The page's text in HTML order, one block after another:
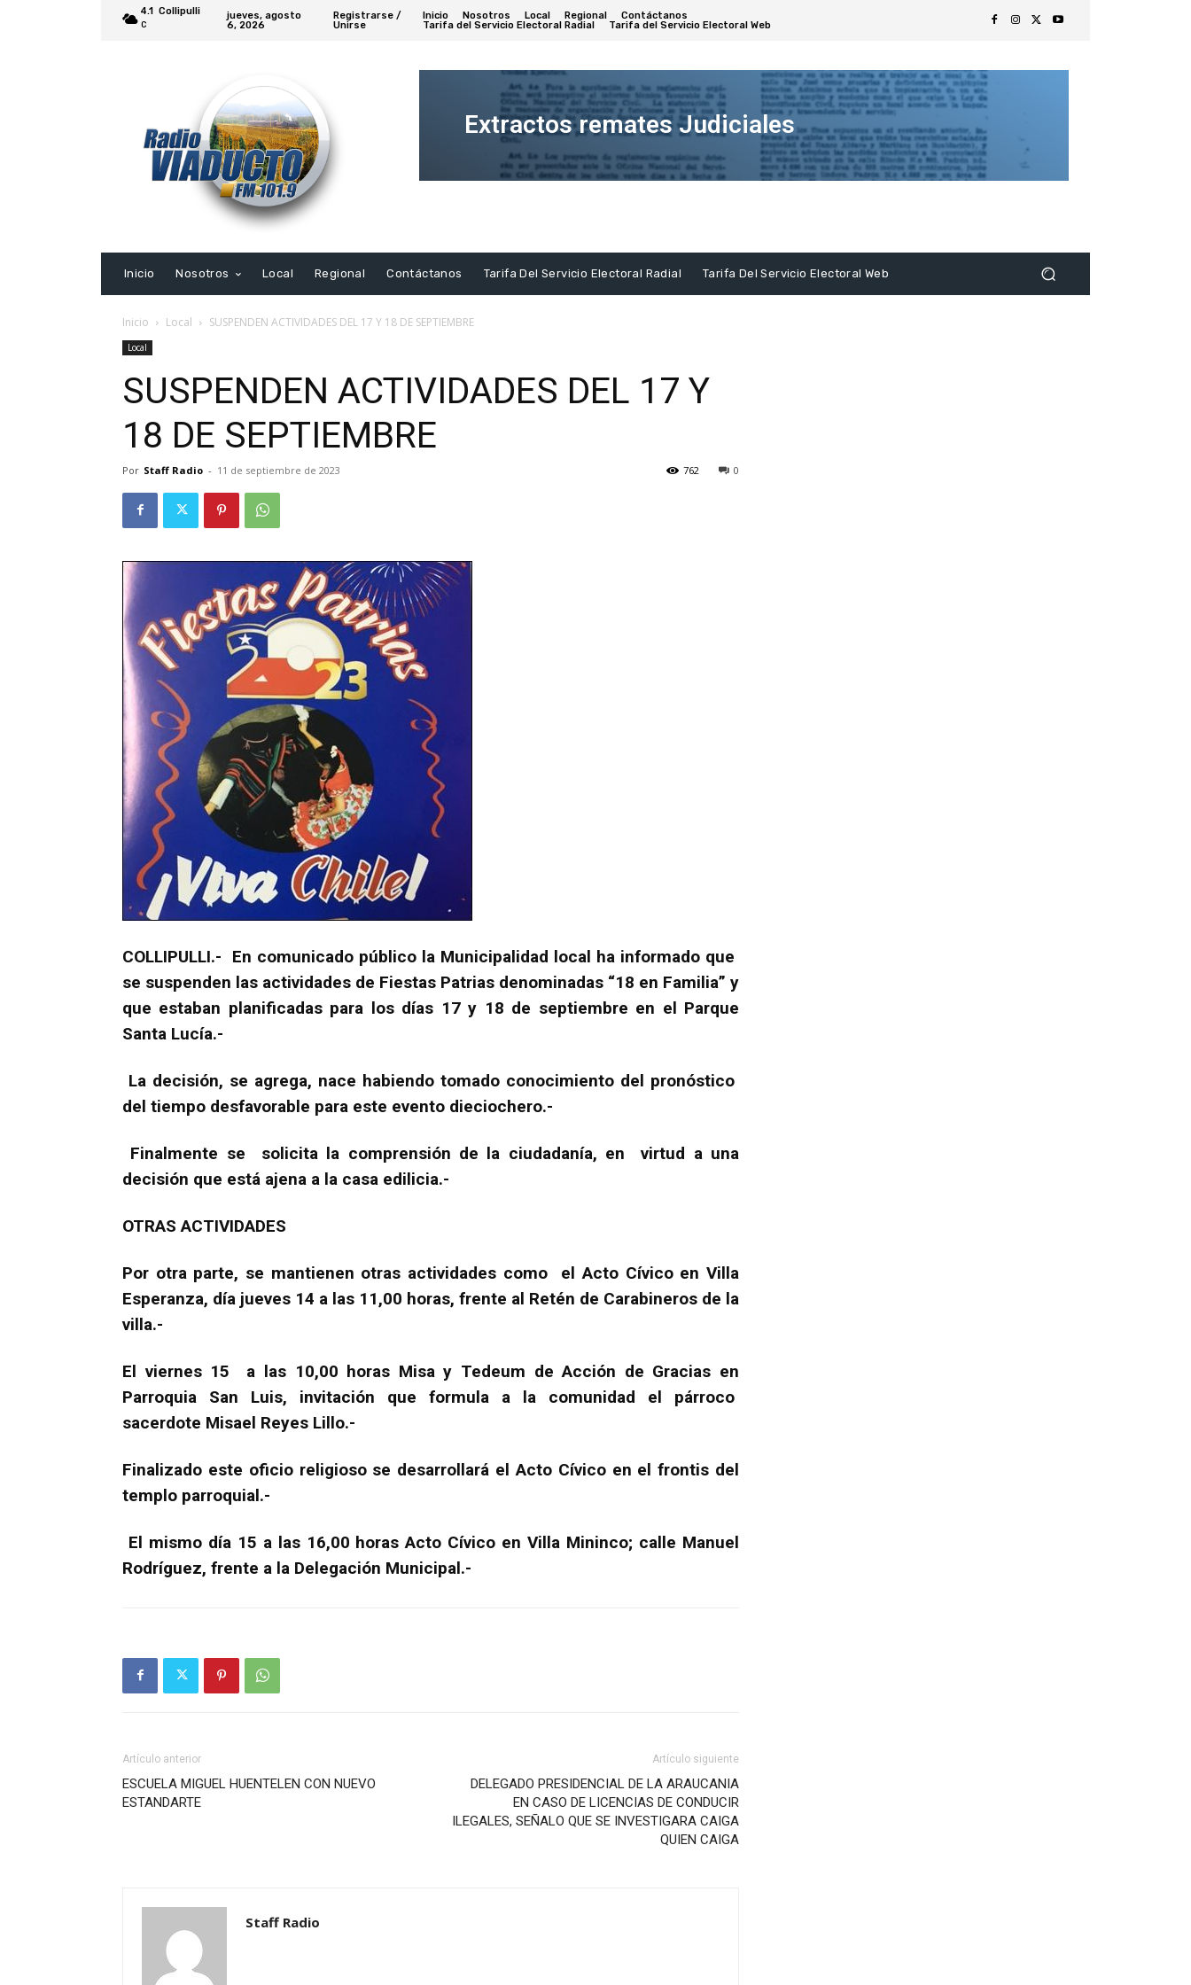
4.1
C
Collipulli
jueves, agosto
6, 2026
Registrarse /
Unirse
Inicio Nosotros Local Regional
Contáctanos
Tarifa del Servicio Electoral Radial
Tarifa del Servicio Electoral Web
Extractos remates Judiciales
Extracto
Inicio
Nosotros Local Regional Contáctanos Tarifa Del Servicio Electoral Radial Tarifa Del Servicio Electoral Web
Inicio Local SUSPENDEN ACTIVIDADES DEL 17 Y 18 DE SEPTIEMBRE
Local
SUSPENDEN ACTIVIDADES DEL 17 Y
18 DE SEPTIEMBRE
Por Staff Radio - 11 de septiembre de 2023 0
762
COLLIPULLI.- En comunicado público la Municipalidad local ha informado que
se suspenden las actividades de Fiestas Patrias denominadas “18 en Familia” y
que estaban planificadas para los días 17 y 18 de septiembre en el Parque
Santa Lucía.-
La decisión, se agrega, nace habiendo tomado conocimiento del pronóstico
del tiempo desfavorable para este evento dieciochero.-
Finalmente se solicita la comprensión de la ciudadanía, en virtud a una
decisión que está ajena a la casa edilicia.-
OTRAS ACTIVIDADES
Por otra parte, se mantienen otras actividades como el Acto Cívico en Villa
Esperanza, día jueves 14 a las 11,00 horas, frente al Retén de Carabineros de la
villa.-
El viernes 15 a las 10,00 horas Misa y Tedeum de Acción de Gracias en
Parroquia San Luis, invitación que formula a la comunidad el párroco
sacerdote Misael Reyes Lillo.-
Finalizado este oficio religioso se desarrollará el Acto Cívico en el frontis del
templo parroquial.-
El mismo día 15 a las 16,00 horas Acto Cívico en Villa Mininco; calle Manuel
Rodríguez, frente a la Delegación Municipal.-
Artículo anterior
ESCUELA MIGUEL HUENTELEN CON NUEVO
ESTANDARTE
Artículo siguiente
DELEGADO PRESIDENCIAL DE LA ARAUCANIA
EN CASO DE LICENCIAS DE CONDUCIR
ILEGALES, SEÑALO QUE SE INVESTIGARA CAIGA
QUIEN CAIGA
Staff Radio